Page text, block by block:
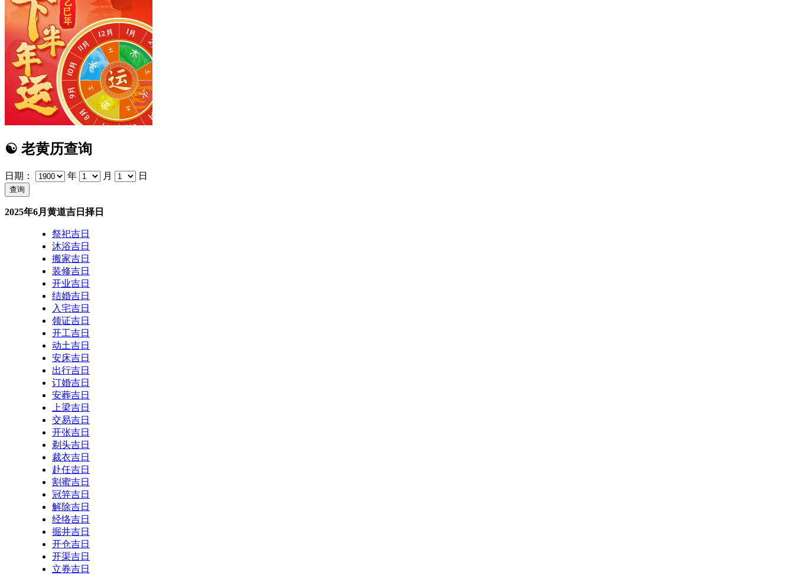
☯ 老黄历查询
日期： 年 月 日
2025年6月黄道吉日择日
祭祀吉日
沐浴吉日
搬家吉日
装修吉日
开业吉日
结婚吉日
入宅吉日
领证吉日
开工吉日
动土吉日
安床吉日
出行吉日
订婚吉日
安葬吉日
上梁吉日
交易吉日
开张吉日
剃头吉日
裁衣吉日
赴任吉日
割蜜吉日
冠笄吉日
解除吉日
经络吉日
掘井吉日
开仓吉日
开渠吉日
立券吉日